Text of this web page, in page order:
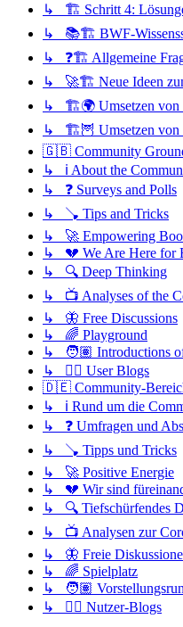
↳ 🏗️ Schritt 4:
↳ 📚🏗️ BWF-
↳ ❓🏗️ Allgemeine
↳ 🚀🏗️ Neue Ideen
↳ 🏗️🌍 Umsetzen von
↳ 🏗️🦉 Umsetzen von
🇬🇧 Community
↳ ℹ️ About the
↳ ❓ Surveys and Polls
↳ 🪠 Tips and Tricks
↳ 🚀 Empowering
↳ 💔 We Are Here for
↳ 🔍 Deep Thinking
↳ 📺 Analyses of the
↳ 🦋 Free Discussions
↳ 🌈 Playground
↳ 🧑🏽 Introductions
↳ ✍🏽 User Blogs
🇩🇪 Community-
↳ ℹ️ Rund um die
↳ ❓ Umfragen und
↳ 🪠 Tipps und Tricks
↳ 🚀 Positive Energie
↳ 💔 Wir sind
↳ 🔍 Tiefschürfendes
↳ 📺 Analysen zur
↳ 🦋 Freie
↳ 🌈 Spielplatz
↳ 🧑🏽
↳ ✍🏽 Nutzer-Blogs